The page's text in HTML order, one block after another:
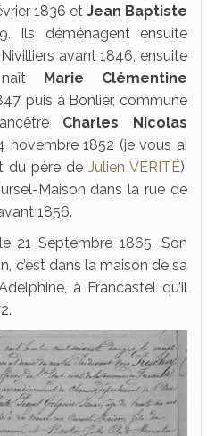
1836 et Jean Baptiste
Ils déménagent ensuite
avant 1846, ensuite
Marie Clémentine
puis à Bonlier, commune
Charles Nicolas
novembre 1852 (je vous ai
du père de Julien VÉRITÉ).
Maison dans la rue de
1856.
21 Septembre 1865. Son
c’est dans la maison de sa
à Francastel qu’il